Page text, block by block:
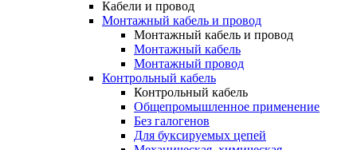
Кабели и провод
Монтажный кабель и провод
Монтажный кабель и провод
Монтажный кабель
Монтажный провод
Контрольный кабель
Контрольный кабель
Общепромышленное применение
Без галогенов
Для буксируемых цепей